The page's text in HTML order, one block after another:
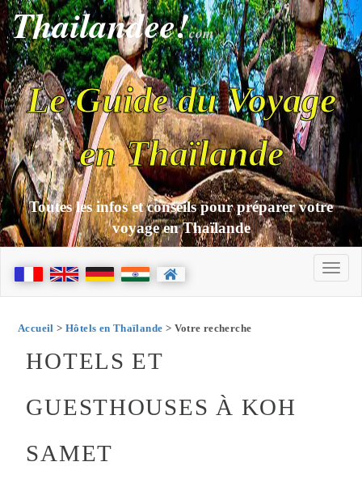
Thailandee!com
Le Guide du Voyage
en Thaïlande
Toutes les infos et conseils pour préparer votre
voyage en Thaïlande
Accueil > Hôtels en Thaïlande > Votre recherche
HOTELS ET
GUESTHOUSES À KOH
SAMET